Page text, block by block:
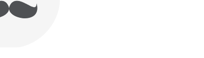
Berekent HuurwoningAmersfoort
makelaarsvergoeding/bemiddelingsvergoeding?